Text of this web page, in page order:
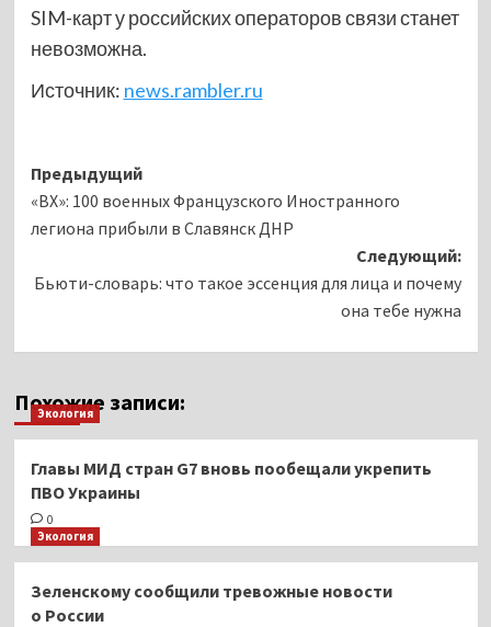
SIM-карт у российских операторов связи станет
невозможна.
Источник: news.rambler.ru
Навигация
записи
Предыдущий
«ВХ»: 100 военных Французского Иностранного
легиона прибыли в Славянск ДНР
Следующий:
Бьюти-словарь: что такое эссенция для лица и почему
она тебе нужна
Похожие записи:
Экология
Главы МИД стран G7 вновь пообещали укрепить
ПВО Украины
0
Экология
Зеленскому сообщили тревожные новости
о России